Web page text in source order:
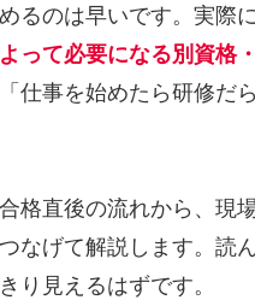
るのは早いです。実際に
って必要になる別資格
仕事を始めたら研修だ
格直後の流れから、現
なげて解説します。読
り見えるはずです。